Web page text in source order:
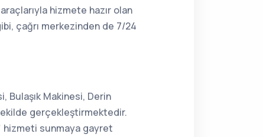
hizmete hazır olan
çağrı merkezinden de 7/24
Bulaşık Makinesi, Derin
gerçekleştirmektedir.
hizmeti sunmaya gayret